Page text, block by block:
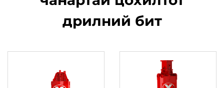
дрилний бит